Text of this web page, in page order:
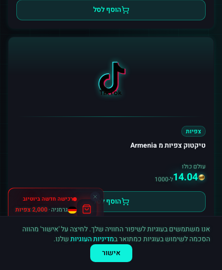
הוסף לסל
צפיות
טיקטוק צפיות מ Armenia
עולם כולו
14.04ל-1000
הוסף לסל רכישה חדשה ביוטיוב
גרמניה·2,000 צפיות
אנו משתמשים בעוגיות לשיפור החוויה שלך. לחיצה על 'אישור' מהווה
הסכמה לשימוש בעוגיות כמתואר במדיניות העוגיותשלנו.
אישור